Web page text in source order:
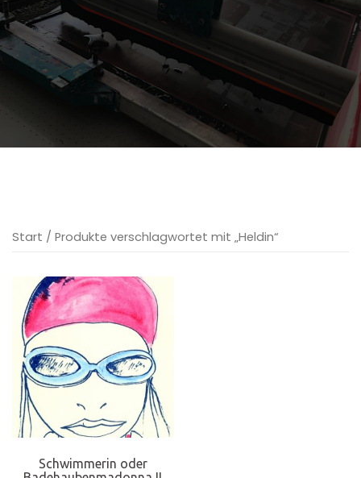
Start / Produkte verschlagwortet mit „Heldin“
Schwimmerin oder